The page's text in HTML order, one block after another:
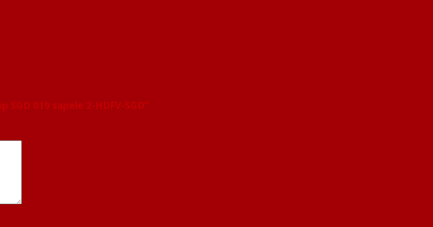
019 sapele 2-HDFV-SGD”